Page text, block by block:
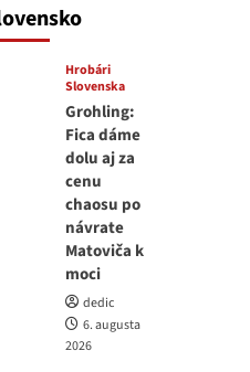
Hrobári
Slovenska
Grohling:
Fica dáme
dolu aj za
cenu
chaosu po
návrate
Matoviča k
moci
dedic
6. augusta
2026